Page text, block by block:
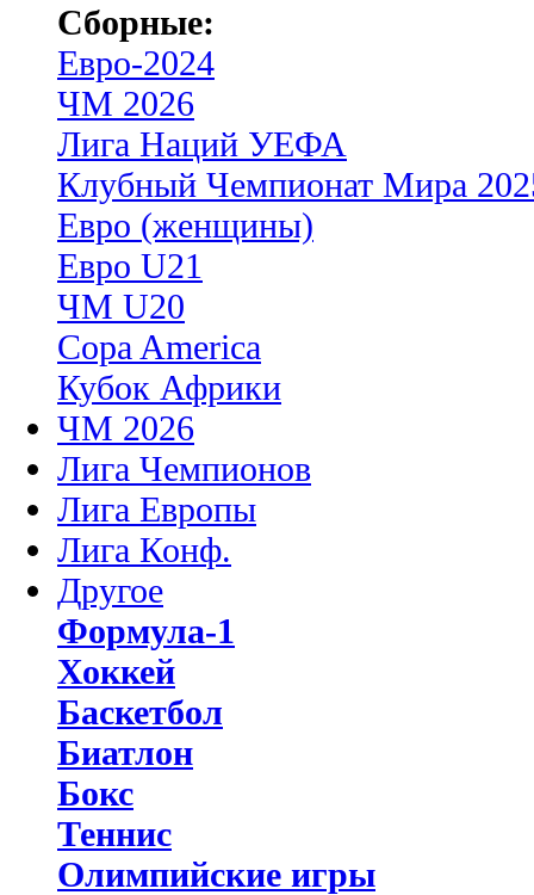
Сборные:
Евро-2024
ЧМ 2026
Лига Наций УЕФА
Клубный Чемпионат Мира
Евро (женщины)
Евро U21
ЧМ U20
Copa America
Кубок Африки
ЧМ 2026
Лига Чемпионов
Лига Европы
Лига Конф.
Другое
Формула-1
Хоккей
Баскетбол
Биатлон
Бокс
Теннис
Олимпийские игры